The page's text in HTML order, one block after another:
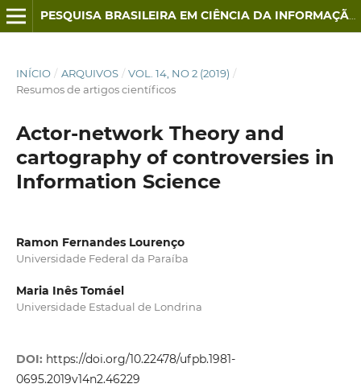
PESQUISA BRASILEIRA EM CIÊNCIA DA INFORMAÇÃO E BIBLIOTECONOMIA
INÍCIO / ARQUIVOS / VOL. 14, NO 2 (2019) /
Resumos de artigos científicos
Actor-network Theory and
cartography of controversies in
Information Science
Ramon Fernandes Lourenço
Universidade Federal da Paraíba
Maria Inês Tomáel
Universidade Estadual de Londrina
DOI: https://doi.org/10.22478/ufpb.1981-
0695.2019v14n2.46229